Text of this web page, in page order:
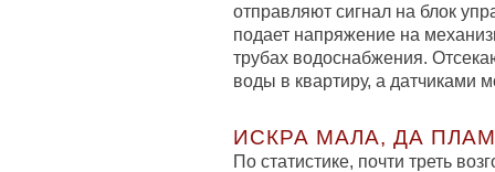
отправляют сигнал на блок
подает напряжение на
трубах водоснабжения.
воды в квартиру, а датчиками
ИСКРА МАЛА, ДА
По статистике, почти треть